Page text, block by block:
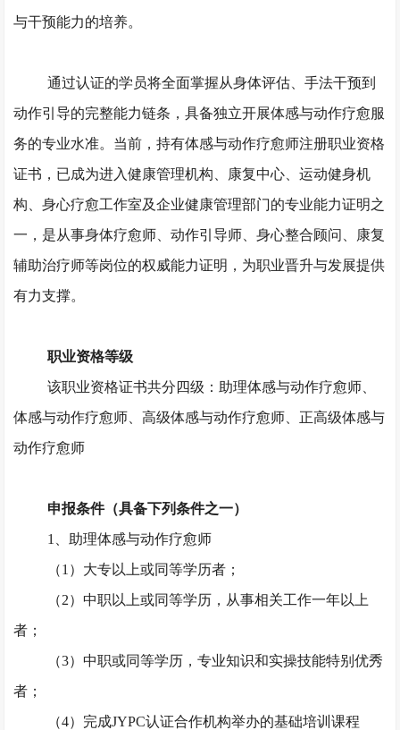
与干预能力的培养。
通过认证的学员将全面掌握从身体评估、手法干预到
动作引导的完整能力链条，具备独立开展体感与动作疗愈服
务的专业水准。当前，持有体感与动作疗愈师注册职业资格
证书，已成为进入健康管理机构、康复中心、运动健身机
构、身心疗愈工作室及企业健康管理部门的专业能力证明之
一，是从事身体疗愈师、动作引导师、身心整合顾问、康复
辅助治疗师等岗位的权威能力证明，为职业晋升与发展提供
有力支撑。
职业资格等级
该职业资格证书共分四级：助理体感与动作疗愈师、
体感与动作疗愈师、高级体感与动作疗愈师、正高级体感与
动作疗愈师
申报条件（具备下列条件之一）
1、助理体感与动作疗愈师
（1）大专以上或同等学历者；
（2）中职以上或同等学历，从事相关工作一年以上
者；
（3）中职或同等学历，专业知识和实操技能特别优秀
者；
（4）完成JYPC认证合作机构举办的基础培训课程